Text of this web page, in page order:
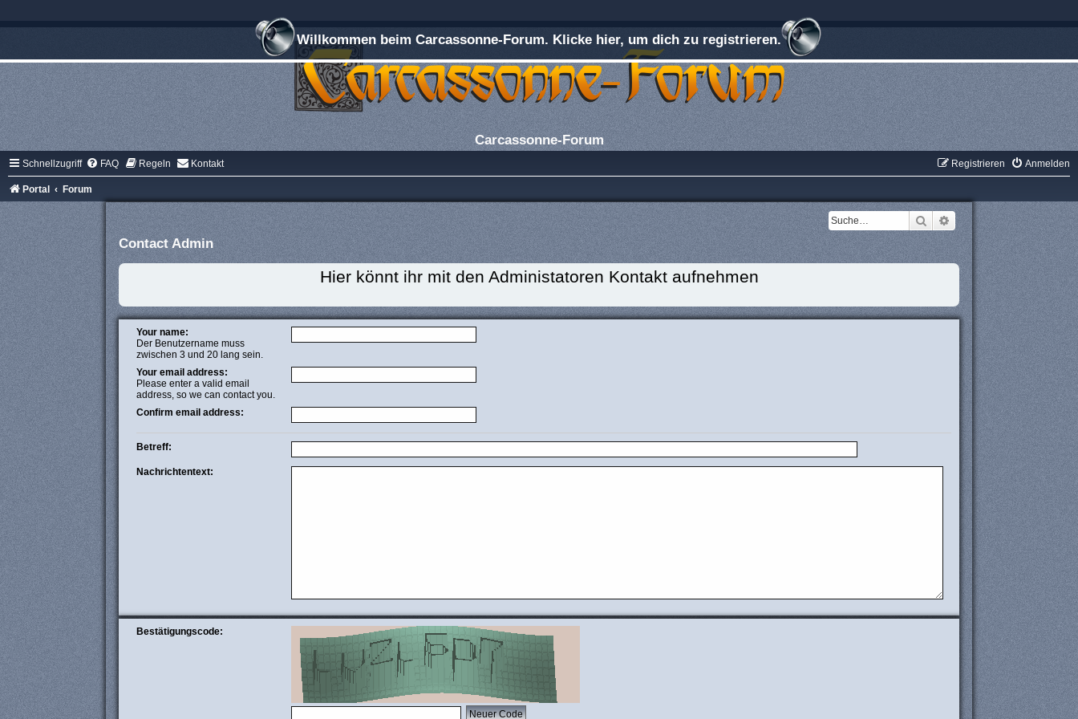
Willkommen beim Carcassonne-Forum. Klicke hier, um dich zu registrieren.
Carcassonne-Forum
Schnellzugriff FAQ Regeln Kontakt Anmelden
Registrieren
Portal Forum
Suche
Erweiterte Suche
Contact Admin
Hier könnt ihr mit den Administatoren Kontakt aufnehmen
Your name:
Der Benutzername muss
zwischen 3 und 20 lang sein.
Your email address:
Please enter a valid email
address, so we can contact you.
Confirm email address:
Betreff:
Nachrichtentext:
Bestätigungscode: